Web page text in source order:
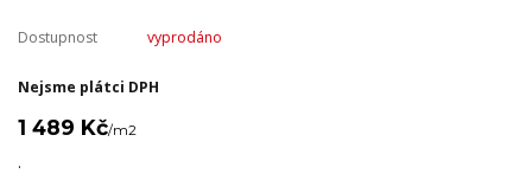
Dostupnost vyprodáno
Nejsme plátci DPH
1 489 Kč/m2
.